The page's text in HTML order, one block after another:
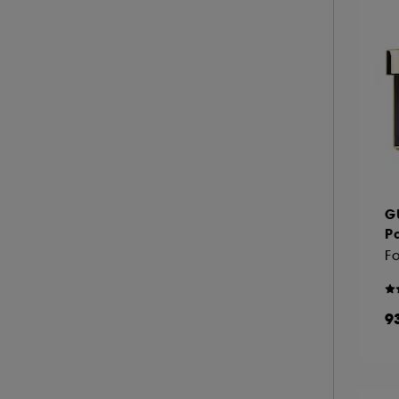
A l'exception des cookies techniques, le
le dépôt de ces cookies grâce au bouton
informations de navigation collectées par
de votre activité en ligne ou en magasin.
de retirer votrte consentement. Si vous